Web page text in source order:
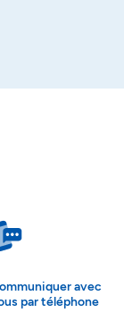
avec
par téléphone